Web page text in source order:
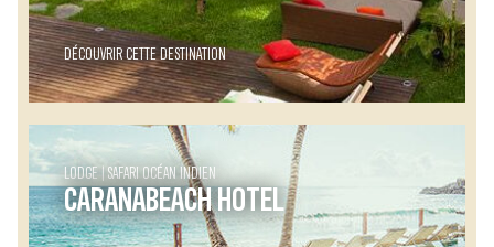
DÉCOUVRIR CETTE DESTINATION
LODGE SAFARI OCÉAN INDIEN
CARANABEACH HOTEL